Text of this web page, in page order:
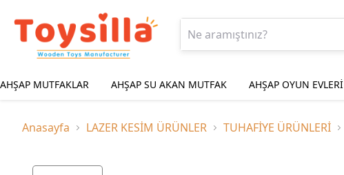
AHŞAP MUTFAKLAR AHŞAP SU AKAN MUTFAK AHŞAP OYUN EVLERİ
Anasayfa LAZER KESİM ÜRÜNLER TUHAFİYE ÜRÜNLERİ